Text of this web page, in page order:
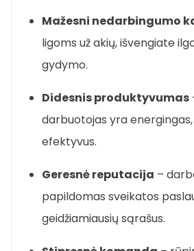
Mažesni nedarbingumo
ligoms už akių, išvengiate
gydymo.
Didesnis produktyvumas
darbuotojas yra
efektyvus.
Geresnė reputacija –
papildomas sveikatos
geidžiamiausių sąrašus.